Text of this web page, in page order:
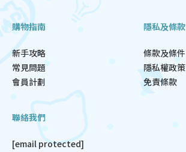
購物指南
新手攻略
常見問題
會員計劃
隱私及條款
條款及條件
隱私權政策
免責條款
聯絡我們
[email protected]